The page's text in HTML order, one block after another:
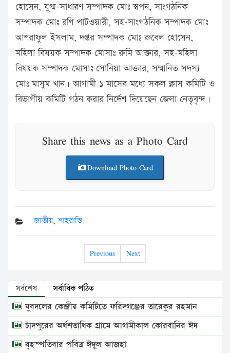
হোসেন, যুগ্ম-সাধারণ সম্পাদক মোঃ স্বপন, সাংগঠনিক
সম্পাদক মোঃ রণি পাটওয়ারী, সহ-সাংগঠনিক সম্পাদক মোঃ
আশরাফুল ইসলাম, দপ্তর সম্পাদক মোঃ রুবেল হোসেন,
মহিলা বিষয়ক সম্পাদক মোসাঃ রুমি আক্তার, সহ-মহিলা
বিষয়ক সম্পাদক মোসাঃ সোনিয়া আক্তার, সম্মানিত সদস্য
মোঃ মাসুম খান। আগামী ১ মাসের মধ্যে সকল ক্লাস কমিটি ও
বিভাগীয় কমিটি গঠন করার নির্দেশ দিয়েছেন জেলা নেতৃবৃন্দ।
Share this news as a Photo Card
Download Photo Card
জাতীয়,শাহরাস্তি
Previous Next
সর্বশেষ সর্বাধিক পঠিত
যুবদলের কেন্দ্রীয় কমিটিতে ফরিদগঞ্জের তারেকুর রহমান
চাঁদপুরের অর্ধশতাধিক গ্রামে আগামীকাল কোরবানির ঈদ
বৃহস্পতিবার পবিত্র ঈদুল আজহা